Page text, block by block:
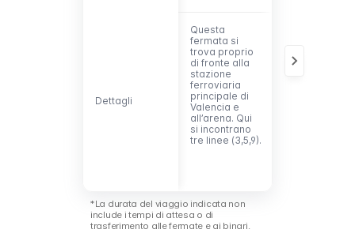
Dettagli
Dettagli
Questa
fermata si
trova proprio
di fronte alla
stazione
ferroviaria
principale di
Valencia e
all’arena. Qui
si incontrano
tre linee (3,5,9).
vicina al
*La durata del viaggio indicata non
include i tempi di attesa o di
trasferimento alle fermate e ai binari.